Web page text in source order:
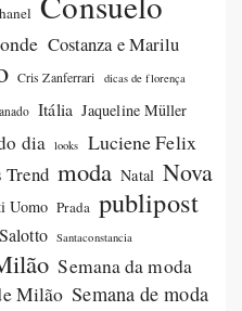
Costanza e Marilu
Cris Zanferrari dicas de florença
Itália Jaqueline Müller
dia looks
Luciene Felix
Trend moda Natal Nova
Uomo Prada publipost
Salotto Santaconstancia
Semana da moda
Milão Semana de moda